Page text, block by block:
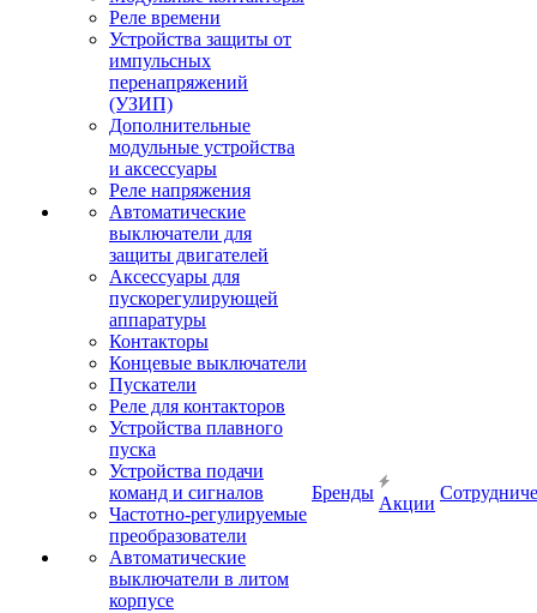
Реле времени
Устройства защиты от
импульсных
перенапряжений
(УЗИП)
Дополнительные
модульные устройства
и аксессуары
Реле напряжения
Автоматические
выключатели для
защиты двигателей
Аксессуары для
пускорегулирующей
аппаратуры
Контакторы
Концевые выключатели
Пускатели
Реле для контакторов
Устройства плавного
пуска
Устройства подачи
команд и сигналов
Частотно-регулируемые
преобразователи
Автоматические
выключатели в литом
корпусе
Бренды
Акции